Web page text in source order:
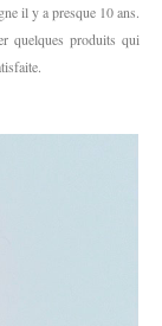
il y a presque 10 ans.
quelques produits qui